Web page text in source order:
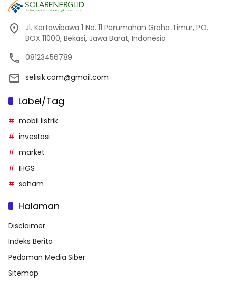
Jl. Kertawibawa 1 No. 11 Perumahan Graha Timur, PO.
BOX 11000, Bekasi, Jawa Barat, Indonesia
08123456789
selisik.com@gmail.com
Label/Tag
mobil listrik
investasi
market
IHGS
saham
Halaman
Disclaimer
Indeks Berita
Pedoman Media Siber
Sitemap